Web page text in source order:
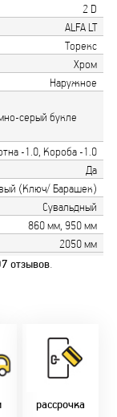
2 D
ALFA LT
Торекс
Хром
Наружное
серый букле
-1.0, Короба -1.0
Да
(Ключ/ Барашек)
Сувальдный
860 мм, 950 мм
2050 мм
отзывов.
рассрочка
Микс
2-36 мес
Магнит-5 мес.
Смарт - 4 мес.
FUN - 4 мес.